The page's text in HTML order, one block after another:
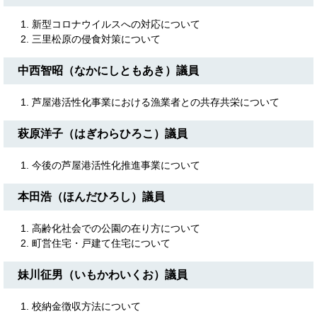
新型コロナウイルスへの対応について
三里松原の侵食対策について
中西智昭（なかにしともあき）議員
芦屋港活性化事業における漁業者との共存共栄について
萩原洋子（はぎわらひろこ）議員
今後の芦屋港活性化推進事業について
本田浩（ほんだひろし）議員
高齢化社会での公園の在り方について
町営住宅・戸建て住宅について
妹川征男（いもかわいくお）議員
校納金徴収方法について